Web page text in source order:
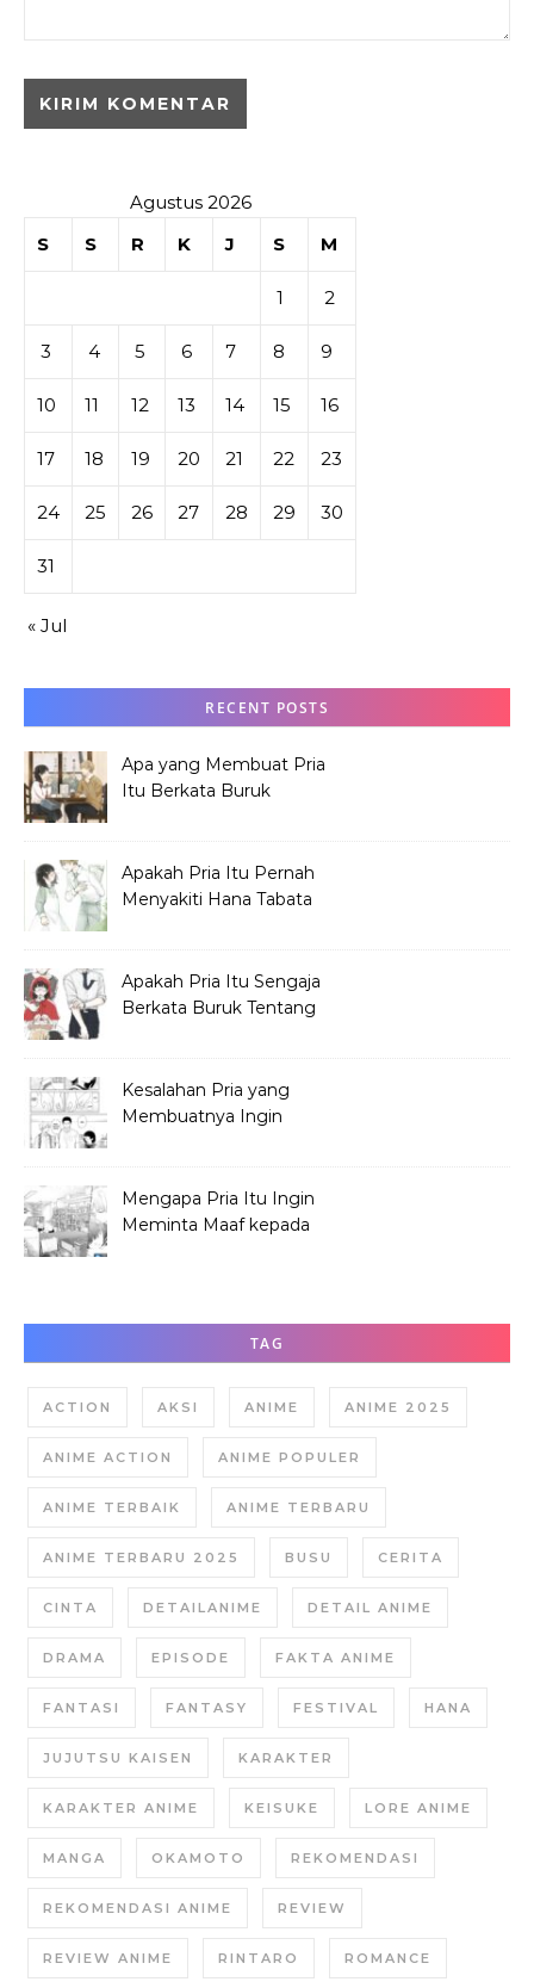
Agustus 2026
S
S R K J S M
1 2
3 4 5 6 7 8 9
10 11 12 13 14 15 16
17 18 19 20 21 22 23
24 25 26 27 28 29 30
31
« Jul
RECENT POSTS
Apa yang Membuat Pria
Itu Berkata Buruk
Apakah Pria Itu Pernah
Menyakiti Hana Tabata
Apakah Pria Itu Sengaja
Berkata Buruk Tentang
Kesalahan Pria yang
Membuatnya Ingin
Mengapa Pria Itu Ingin
Meminta Maaf kepada
TAG
ACTION AKSI ANIME ANIME 2025
ANIME ACTION ANIME POPULER
ANIME TERBAIK ANIME TERBARU
ANIME TERBARU 2025 BUSU CERITA
CINTA DETAILANIME DETAIL ANIME
DRAMA EPISODE FAKTA ANIME
FANTASI FANTASY FESTIVAL HANA
JUJUTSU KAISEN KARAKTER
KARAKTER ANIME KEISUKE LORE ANIME
MANGA OKAMOTO REKOMENDASI
REKOMENDASI ANIME REVIEW
REVIEW ANIME RINTARO ROMANCE